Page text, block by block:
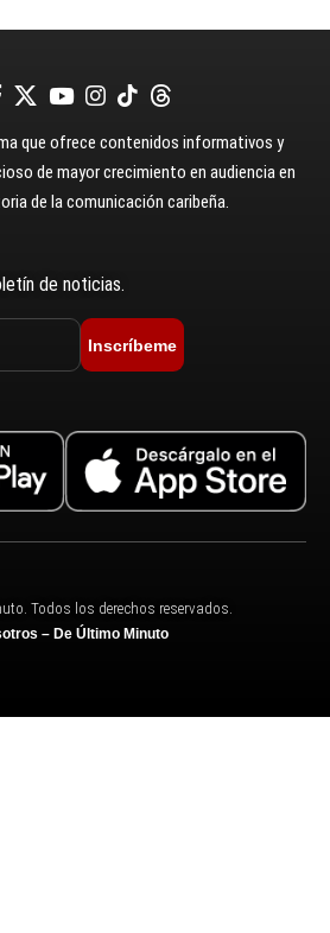
que ofrece contenidos informativos y
de mayor crecimiento en audiencia en
de la comunicación caribeña.
de noticias.
Inscríbeme
Todos los derechos reservados.
– De Último Minuto